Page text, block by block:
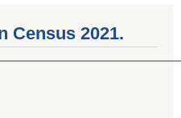
Census 2021.